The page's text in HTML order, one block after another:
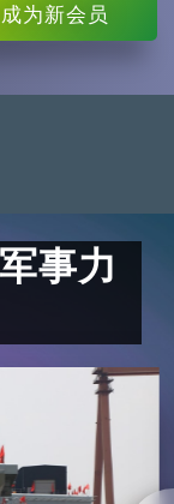
成为新会员
事力